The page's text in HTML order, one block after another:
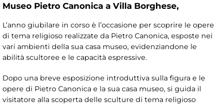
Museo Pietro Canonica a Villa Borghese,
L’anno giubilare in corso è l’occasione per scoprire le opere
di tema religioso realizzate da Pietro Canonica, esposte nei
vari ambienti della sua casa museo, evidenziandone le
abilità scultoree e le capacità espressive.
Dopo una breve esposizione introduttiva sulla figura e le
opere di Pietro Canonica e la sua casa museo, si guida il
visitatore alla scoperta delle sculture di tema religioso